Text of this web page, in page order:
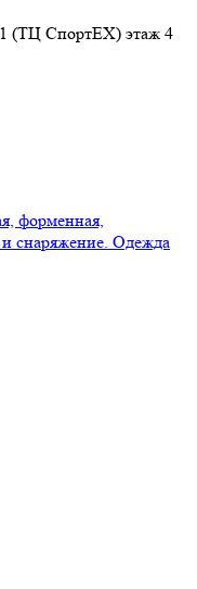
(ТЦ СпортEX) этаж 4